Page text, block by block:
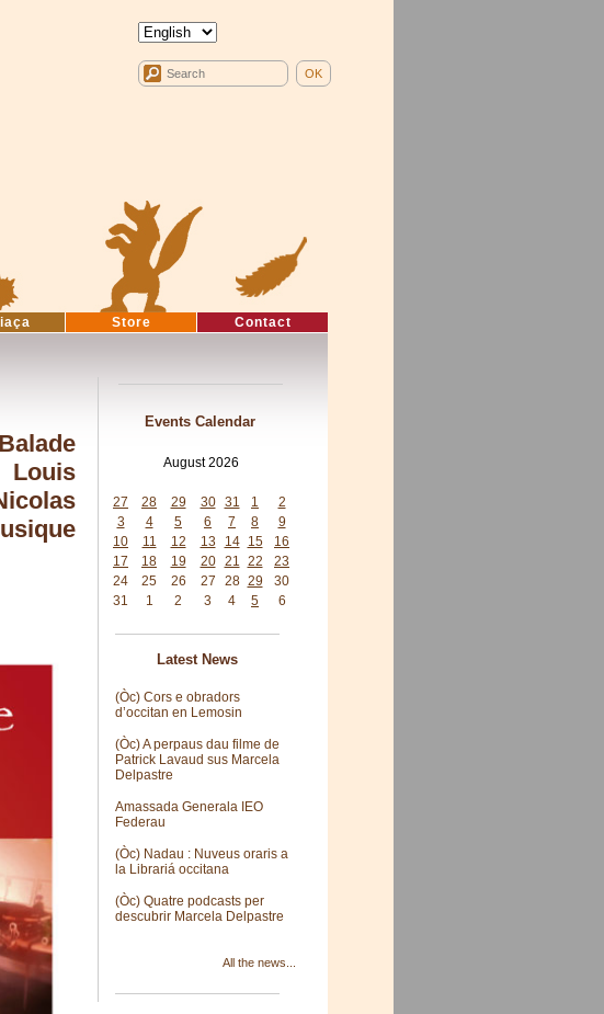
Store Contact
Louis
Events Calendar
August 2026
27
28 29 30 31 1
2
3
4 5 6 7 8
9
10
11 12 13 14 15
16
17
18 19 20 21 22
23
24
25 26 27 28 29
30
31
1 2 3 4 5 6
Latest News
(Òc) Cors e obradors
d’occitan en Lemosin
(Òc) A perpaus dau filme de
Patrick Lavaud sus Marcela
Delpastre
Amassada Generala IEO
Federau
(Òc) Nadau : Nuveus oraris a
la Librariá occitana
(Òc) Quatre podcasts per
descubrir Marcela Delpastre
All the news...